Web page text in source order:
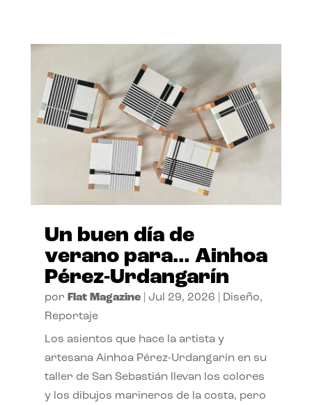
Un buen día de
verano para… Ainhoa
Pérez-Urdangarín
por Flat Magazine| Jul 29, 2026 Diseño,
Reportaje
Los asientos que hace la artista y
artesana Ainhoa Pérez-Urdangarín en su
taller de San Sebastián llevan los colores
y los dibujos marineros de la costa, pero